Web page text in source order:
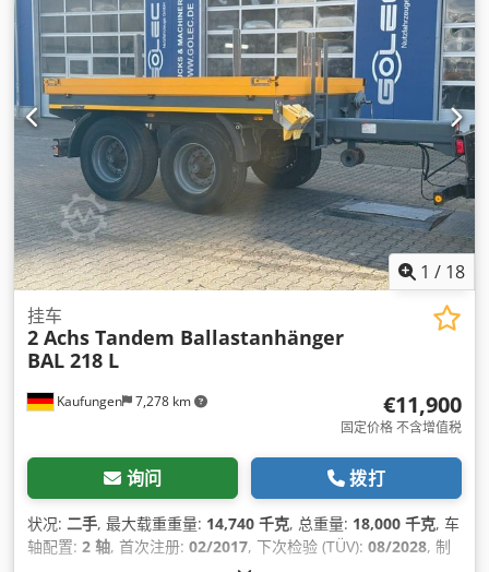
1 / 18
Kaufungen 7,278 km
挂车
2 Achs Tandem Ballastanhänger
BAL 218 L
€11,900
固定价格 不含增值税
询问 拨打
状况: 二手, 最大载重重量: 14,740 千克, 总重量: 18,000 千克, 车
轴配置: 2 轴, 首次注册: 02/2017, 下次检验 (TÜV): 08/2028, 制